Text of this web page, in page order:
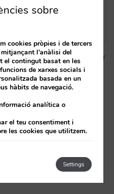
permite actualizar
restricciones en tiempo
sobre
cookies pròpies i de tercers
l'anàlisi del
el contingut basat en les
de xarxes socials i
basada en un
hàbits de navegació.
analítica o
el teu consentiment i
les cookies que utilitzem.
Settings